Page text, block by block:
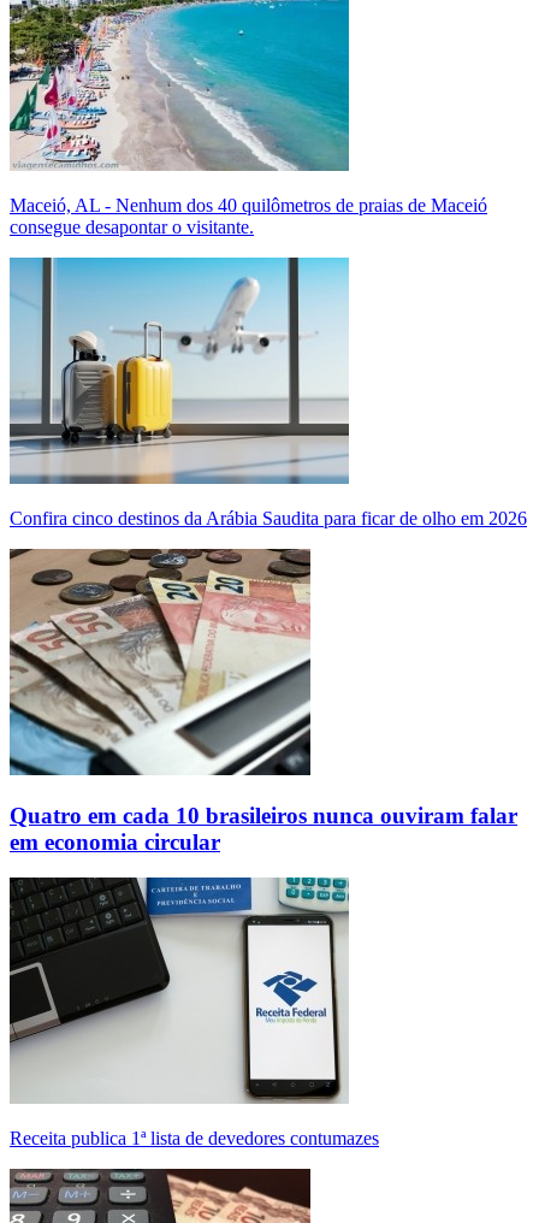
Maceió, AL - Nenhum dos 40 quilômetros de praias de Maceió
consegue desapontar o visitante.
Confira cinco destinos da Arábia Saudita para ficar de olho em 2026
Quatro em cada 10 brasileiros nunca ouviram falar
em economia circular
Receita publica 1ª lista de devedores contumazes